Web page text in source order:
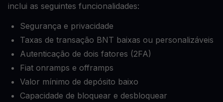
inclui as seguintes funcionalidades:
Segurança e privacidade
Taxas de transação BNT baixas ou personalizáveis
Autenticação de dois fatores (2FA)
Fiat onramps e offramps
Valor mínimo de depósito baixo
Capacidade de bloquear e desbloquear